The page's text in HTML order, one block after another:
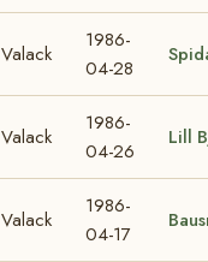
Valack
1986-
04-28
Valack
1986-
04-26
Lill
Valack
1986-
04-17